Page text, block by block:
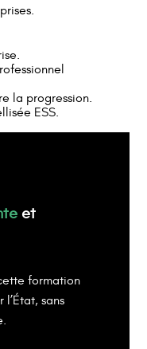
la progression.
ESS.
et
formation
sans